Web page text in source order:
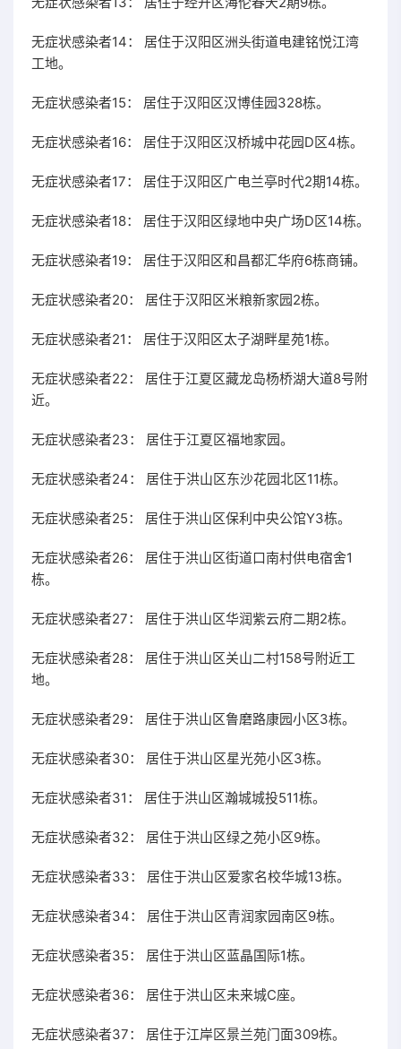
无症状感染者14： 居住于汉阳区洲头街道电建铭悦江湾
工地。
无症状感染者15： 居住于汉阳区汉博佳园328栋。
无症状感染者16： 居住于汉阳区汉桥城中花园D区4栋。
无症状感染者17： 居住于汉阳区广电兰亭时代2期14栋。
无症状感染者18： 居住于汉阳区绿地中央广场D区14栋。
无症状感染者19： 居住于汉阳区和昌都汇华府6栋商铺。
无症状感染者20： 居住于汉阳区米粮新家园2栋。
无症状感染者21： 居住于汉阳区太子湖畔星苑1栋。
无症状感染者22： 居住于江夏区藏龙岛杨桥湖大道8号附
近。
无症状感染者23： 居住于江夏区福地家园。
无症状感染者24： 居住于洪山区东沙花园北区11栋。
无症状感染者25： 居住于洪山区保利中央公馆Y3栋。
无症状感染者26： 居住于洪山区街道口南村供电宿舍1
栋。
无症状感染者27： 居住于洪山区华润紫云府二期2栋。
无症状感染者28： 居住于洪山区关山二村158号附近工
地。
无症状感染者29： 居住于洪山区鲁磨路康园小区3栋。
无症状感染者30： 居住于洪山区星光苑小区3栋。
无症状感染者31： 居住于洪山区瀚城城投511栋。
无症状感染者32： 居住于洪山区绿之苑小区9栋。
无症状感染者33： 居住于洪山区爱家名校华城13栋。
无症状感染者34： 居住于洪山区青润家园南区9栋。
无症状感染者35： 居住于洪山区蓝晶国际1栋。
无症状感染者36： 居住于洪山区未来城C座。
无症状感染者37： 居住于江岸区景兰苑门面309栋。